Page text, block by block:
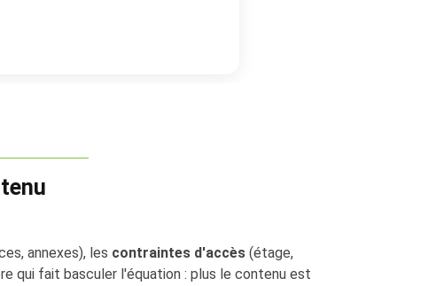
annexes), les contraintes d'accès (étage,
qui fait basculer l'équation : plus le contenu est